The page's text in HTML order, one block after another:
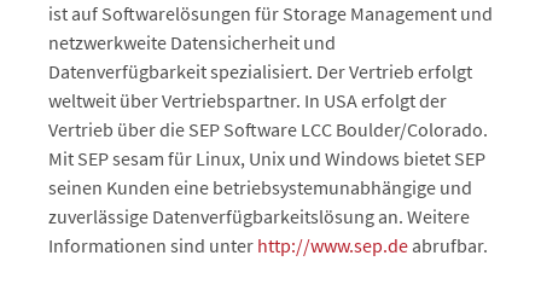
ist auf Softwarelösungen für Storage Management und
netzwerkweite Datensicherheit und
Datenverfügbarkeit spezialisiert. Der Vertrieb erfolgt
weltweit über Vertriebspartner. In USA erfolgt der
Vertrieb über die SEP Software LCC Boulder/Colorado.
Mit SEP sesam für Linux, Unix und Windows bietet SEP
seinen Kunden eine betriebsystemunabhängige und
zuverlässige Datenverfügbarkeitslösung an. Weitere
Informationen sind unter http://www.sep.de abrufbar.